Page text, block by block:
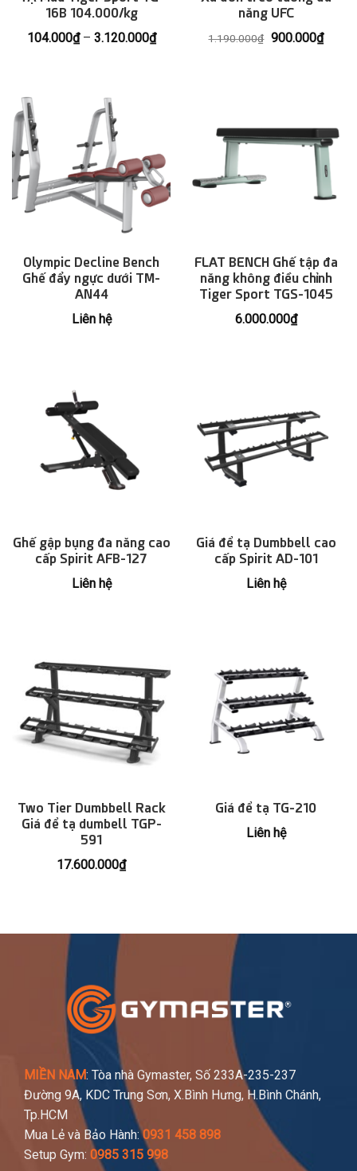
16B 104.000/kg
104.000₫ – 3.120.000₫Khoảng
năng UFC
1.190.000₫ Giá
900.000₫Giá
Olympic Decline Bench
Ghế đẩy ngực dưới TM-
AN44
Liên hệ
FLAT BENCH Ghế tập đa
năng không điều chỉnh
Tiger Sport TGS-1045
6.000.000₫
Ghế gập bụng đa năng cao
cấp Spirit AFB-127
Liên hệ
Giá để tạ Dumbbell cao
cấp Spirit AD-101
Liên hệ
Two Tier Dumbbell Rack
Giá để tạ dumbell TGP-
591
17.600.000₫
Giá để tạ TG-210
Liên hệ
MIỀN NAM: Tòa nhà Gymaster, Số 233A-235-237
Đường 9A, KDC Trung Sơn, X.Bình Hưng, H.Bình Chánh,
Tp.HCM
Mua Lẻ và Bảo Hành:0931 458 898
Setup Gym: 0985 315 998